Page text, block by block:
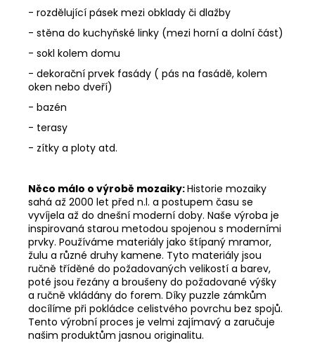
- rozdělující pásek mezi obklady či dlažby
- stěna do kuchyňské linky (mezi horní a dolní část)
- sokl kolem domu
- dekorační prvek fasády ( pás na fasádě, kolem
oken nebo dveří)
- bazén
- terasy
- zítky a ploty atd.
Něco málo o výrobě mozaiky:Historie mozaiky
sahá až 2000 let před n.l. a postupem času se
vyvíjela až do dnešní moderní doby. Naše výroba je
inspirovaná starou metodou spojenou s moderními
prvky. Používáme materiály jako štípaný mramor,
žulu a různé druhy kamene. Tyto materiály jsou
ručně tříděné do požadovaných velikostí a barev,
poté jsou řezány a broušeny do požadované výšky
a ručně vkládány do forem. Díky puzzle zámkům
docílíme při pokládce celistvého povrchu bez spojů.
Tento výrobní proces je velmi zajímavý a zaručuje
našim produktům jasnou originalitu.